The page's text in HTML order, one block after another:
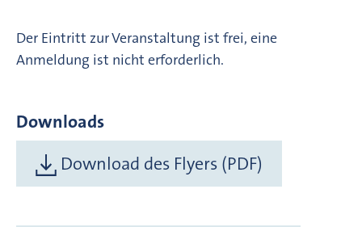
Der Eintritt zur Veranstaltung ist frei, eine
Anmeldung ist nicht erforderlich.
Downloads
Download des Flyers (PDF)